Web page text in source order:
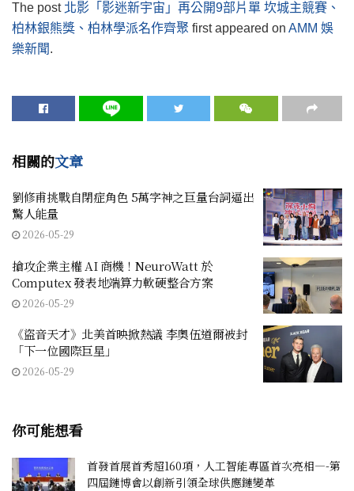
The post 北影「影迷新宇宙」再公開9部片單 坎城主競賽、
柏林銀熊獎、柏林學派名作齊聚 first appeared on AMM 娛
樂新聞.
相關的文章
劉修甫挑戰自閉症角色 5萬字神之巨量台詞逼出
驚人能量
2026-05-29
搶攻企業主權 AI 商機！NeuroWatt 於
Computex 發表地端算力軟硬整合方案
2026-05-29
《盜音天才》北美首映掀熱議 李奧伍道爾被封
「下一位國際巨星」
2026-05-29
你可能想看
首發首展首秀超160項，人工智能專區首次亮相—-第
四屆鏈博會以創新引領全球供應鏈變革